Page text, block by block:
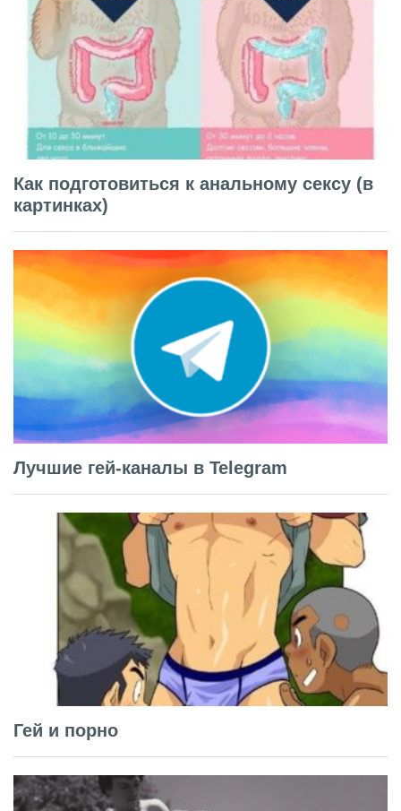
Как подготовиться к анальному сексу (в
картинках)
Лучшие гей-каналы в Telegram
Гей и порно